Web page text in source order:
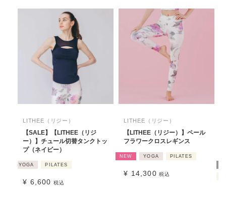
LITHEE（リジー）
【SALE】【LITHEE（リジ
ー）】チュール切替タンクトッ
プ（ネイビー）
YOGA PILATES
¥ 6,600 税込
LITHEE（リジー）
【LITHEE（リジー）】ペール
フラワークロスレギンス
NEW YOGA PILATES
¥ 14,300 税込